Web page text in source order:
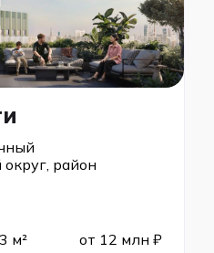
район
м²
от 12 млн ₽